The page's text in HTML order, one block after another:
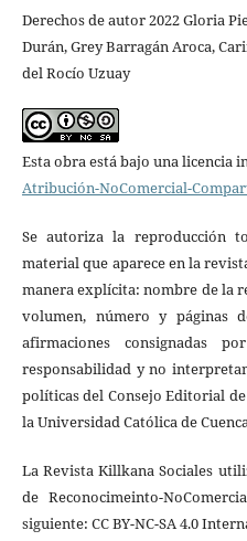
Derechos de autor 2022 Gloria
Durán, Grey Barragán Aroca,
del Rocío Uzuay
Esta obra está bajo una licencia
Atribución-NoComercial-
Se autoriza la reproducción
material que aparece en la
manera explícita: nombre de la
volumen, número y páginas
afirmaciones consignadas
responsabilidad y no
políticas del Consejo Editorial
la Universidad Católica de
La Revista Killkana Sociales
de Reconocimeinto-
siguiente: CC BY-NC-SA 4.0